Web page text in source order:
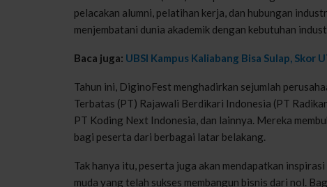
pelacakan alumni, pelatihan kerja, dan hubungan
menjembatani dunia akademik dengan kebutuhan
Baca juga: UBSI Kampus Kaliabang Bisa Sulap, Skor
Tahun ini, DiginoFest menghadirkan sejumlah
Terbatas (PT) Rajawali Berdikari Indonesia (PT
PT Koding Next Indonesia, dan lainnya. Mereka
bagi peserta dari berbagai latar belakang.
Tak hanya itu, peserta juga akan mendapatkan
muda yang telah sukses membangun bisnis dari nol.